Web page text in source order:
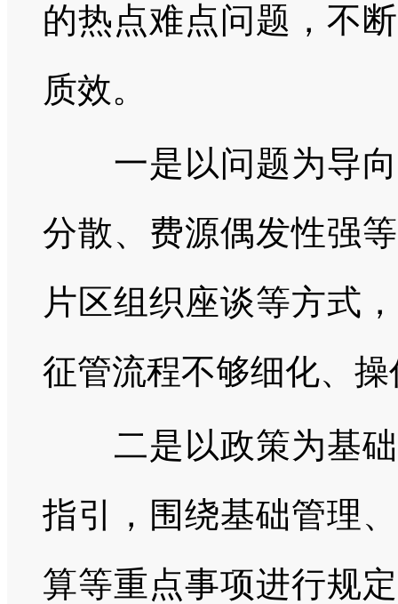
的热点难点问题，不
质效。
一是以问题为导向
分散、费源偶发性强
片区组织座谈等方式
征管流程不够细化、
二是以政策为基础
指引，围绕基础管理
算等重点事项进行规